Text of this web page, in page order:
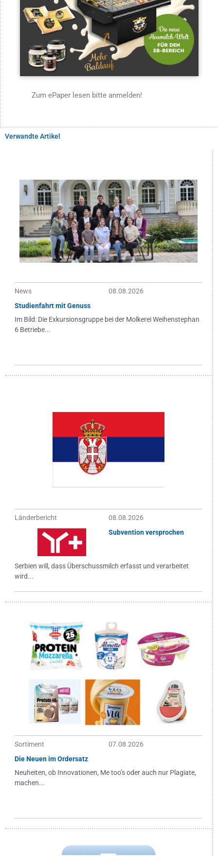
Zum ePaper lesen bitte anmelden!
Verwandte Artikel
News
08.08.2026
Studienfahrt mit Genuss
Im Bild: Die Exkursionsgruppe bei der Molkerei Weihenstephan
6 Betriebe...
Länderbericht
08.08.2026
Subvention versprochen
Serbien will, dass Überschussmilch erfasst und verarbeitet
wird...
Sortiment
07.08.2026
Die Neuen im Ordersatz
Neuheiten, ob Innovationen, Me too’s oder auch nur Plagiate,
machen...